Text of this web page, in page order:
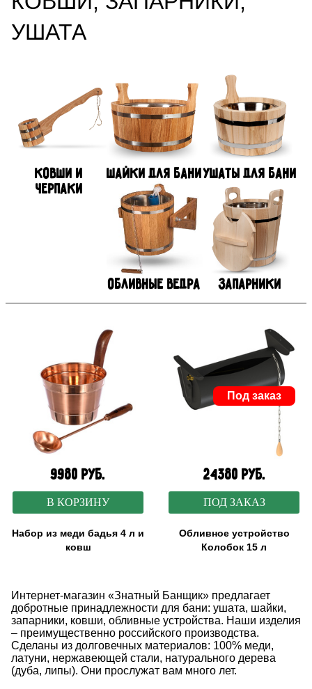
УШАТА
Ковши и
черпаки
Шайки для бани Ушаты для бани
Обливные ведра Запарники
9980 руб.
В КОРЗИНУ
Набор из меди бадья 4 л и
ковш
Под заказ
24380 руб.
ПОД ЗАКАЗ
Обливное устройство
Колобок 15 л
Интернет-магазин «Знатный Банщик» предлагает
добротные принадлежности для бани: ушата, шайки,
запарники, ковши, обливные устройства. Наши изделия
– преимущественно российского производства.
Сделаны из долговечных материалов: 100% меди,
латуни, нержавеющей стали, натурального дерева
(дуба, липы). Они прослужат вам много лет.